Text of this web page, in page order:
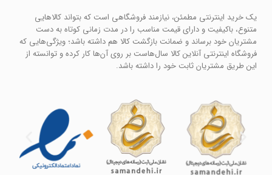
یک خرید اینترنتی مطمئن، نیازمند فروشگاهی است که بتواند کالاهایی
متنوع، باکیفیت و دارای قیمت مناسب را در مدت زمانی کوتاه به دست
مشتریان خود برساند و ضمانت بازگشت کالا هم داشته باشد؛ ویژگی‌هایی که
فروشگاه اینترنتی آنلاین کالا سال‌هاست بر روی آن‌ها کار کرده و توانسته از
این طریق مشتریان ثابت خود را داشته باشد.